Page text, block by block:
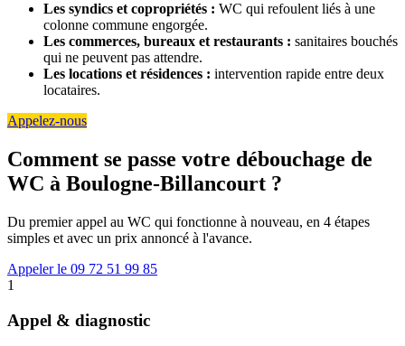
Les syndics et copropriétés : WC qui refoulent liés à une
colonne commune engorgée.
Les commerces, bureaux et restaurants : sanitaires bouchés
qui ne peuvent pas attendre.
Les locations et résidences : intervention rapide entre deux
locataires.
Appelez-nous
Comment se passe votre débouchage de
WC à Boulogne-Billancourt ?
Du premier appel au WC qui fonctionne à nouveau, en 4 étapes
simples et avec un prix annoncé à l'avance.
Appeler le 09 72 51 99 85
1
Appel & diagnostic